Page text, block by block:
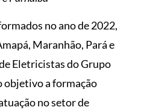
no ano de 2022,
Maranhão, Pará e
Eletricistas do Grupo
objetivo a formação
no setor de